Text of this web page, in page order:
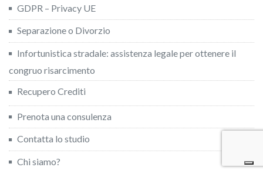
GDPR – Privacy UE
Separazione o Divorzio
Infortunistica stradale: assistenza legale per ottenere il
congruo risarcimento
Recupero Crediti
Prenota una consulenza
Contatta lo studio
Chi siamo?